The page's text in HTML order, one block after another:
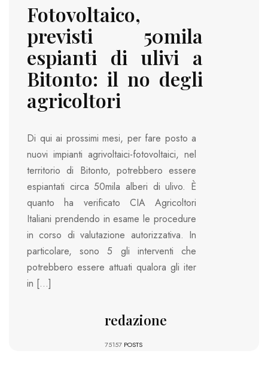
Fotovoltaico,
previsti 50mila
espianti di ulivi a
Bitonto: il no degli
agricoltori
Di qui ai prossimi mesi, per fare posto a
nuovi impianti agrivoltaici-fotovoltaici, nel
territorio di Bitonto, potrebbero essere
espiantati circa 50mila alberi di ulivo. È
quanto ha verificato CIA Agricoltori
Italiani prendendo in esame le procedure
in corso di valutazione autorizzativa. In
particolare, sono 5 gli interventi che
potrebbero essere attuati qualora gli iter
in […]
redazione
75157 POSTS